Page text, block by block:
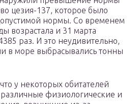
цезия-137, которое было
нормы. Со временем
возрастала и 31 марта
раз. И это неудивительно,
в море выбрасывались тонны
у некоторых обитателей
различные физиологические и